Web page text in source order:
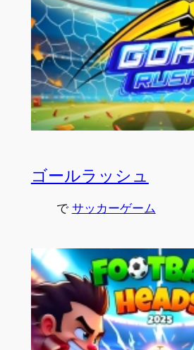
ゴールラッシュ
で サッカーゲーム